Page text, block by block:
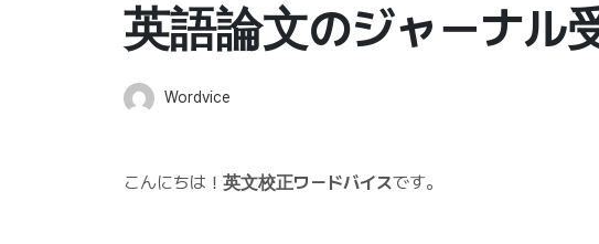
英語論文のジャーナル
Wordvice
こんにちは！ 英文校正ワードバイスです。